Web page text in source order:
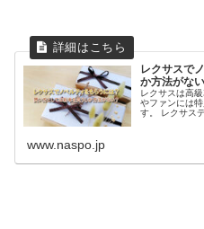
レクサスで
か方法がな
レクサスは高
やファンには
す。 レクサス
www.naspo.jp